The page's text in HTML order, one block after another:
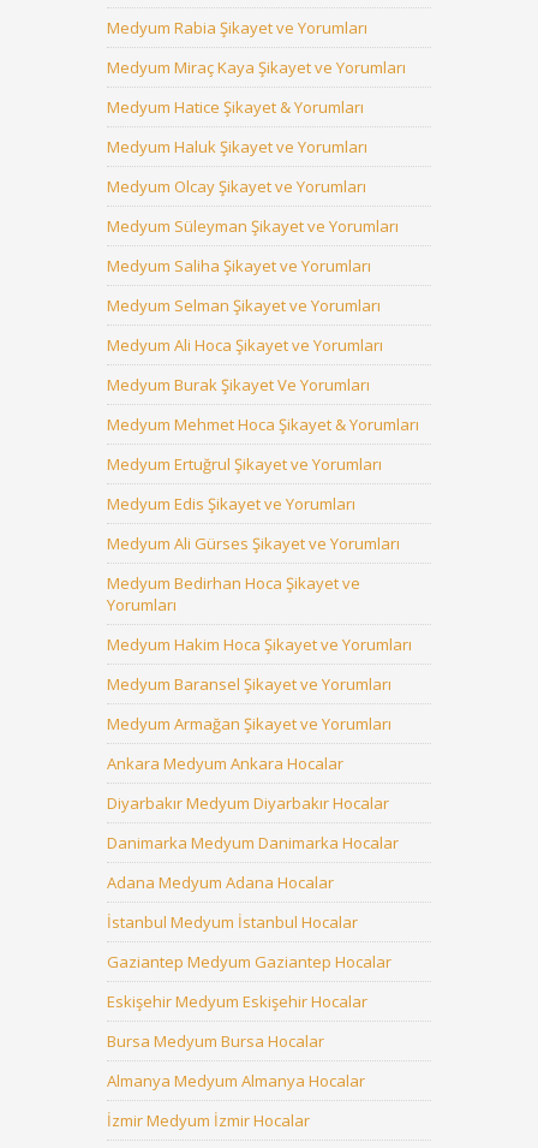
Medyum Rabia Şikayet ve Yorumları
Medyum Miraç Kaya Şikayet ve Yorumları
Medyum Hatice Şikayet & Yorumları
Medyum Haluk Şikayet ve Yorumları
Medyum Olcay Şikayet ve Yorumları
Medyum Süleyman Şikayet ve Yorumları
Medyum Saliha Şikayet ve Yorumları
Medyum Selman Şikayet ve Yorumları
Medyum Ali Hoca Şikayet ve Yorumları
Medyum Burak Şikayet Ve Yorumları
Medyum Mehmet Hoca Şikayet & Yorumları
Medyum Ertuğrul Şikayet ve Yorumları
Medyum Edis Şikayet ve Yorumları
Medyum Ali Gürses Şikayet ve Yorumları
Medyum Bedirhan Hoca Şikayet ve
Yorumları
Medyum Hakim Hoca Şikayet ve Yorumları
Medyum Baransel Şikayet ve Yorumları
Medyum Armağan Şikayet ve Yorumları
Ankara Medyum Ankara Hocalar
Diyarbakır Medyum Diyarbakır Hocalar
Danimarka Medyum Danimarka Hocalar
Adana Medyum Adana Hocalar
İstanbul Medyum İstanbul Hocalar
Gaziantep Medyum Gaziantep Hocalar
Eskişehir Medyum Eskişehir Hocalar
Bursa Medyum Bursa Hocalar
Almanya Medyum Almanya Hocalar
İzmir Medyum İzmir Hocalar